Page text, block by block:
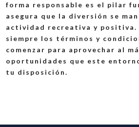
forma responsable es el pilar
asegura que la diversión se
actividad recreativa y positiva.
siempre los términos y
comenzar para aprovechar al
oportunidades que este
tu disposición.